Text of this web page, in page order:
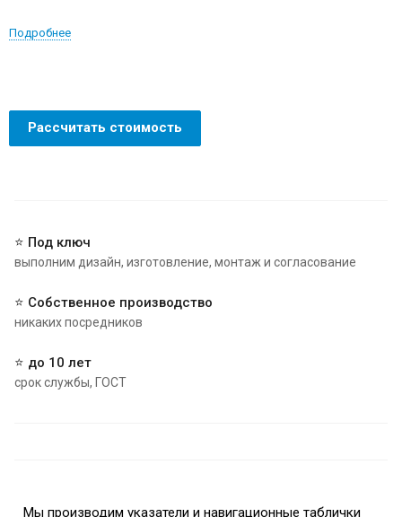
Подробнее
Рассчитать стоимость
⭐ Под ключ
выполним дизайн, изготовление, монтаж и согласование
⭐ Собственное производство
никаких посредников
⭐ до 10 лет
срок службы, ГОСТ
Мы производим указатели и навигационные таблички